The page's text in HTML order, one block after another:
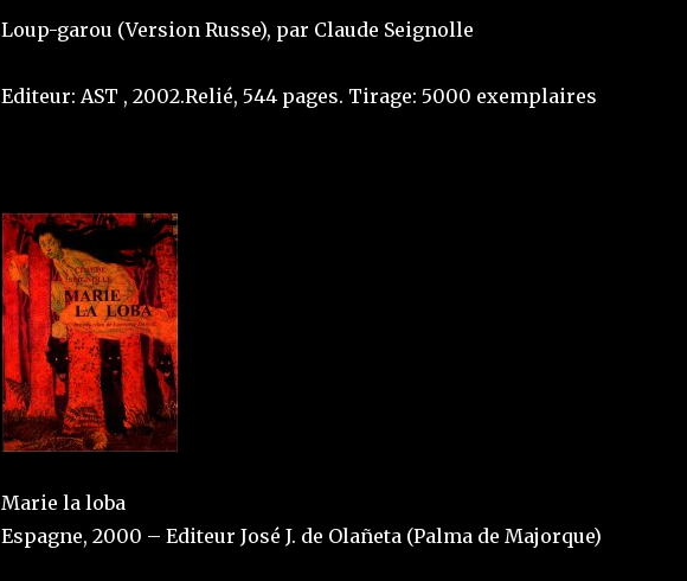
Loup-garou (Version Russe), par Claude Seignolle
Editeur: AST , 2002.Relié, 544 pages. Tirage: 5000 exemplaires
Marie la loba
Espagne, 2000 – Editeur José J. de Olañeta (Palma de Majorque)